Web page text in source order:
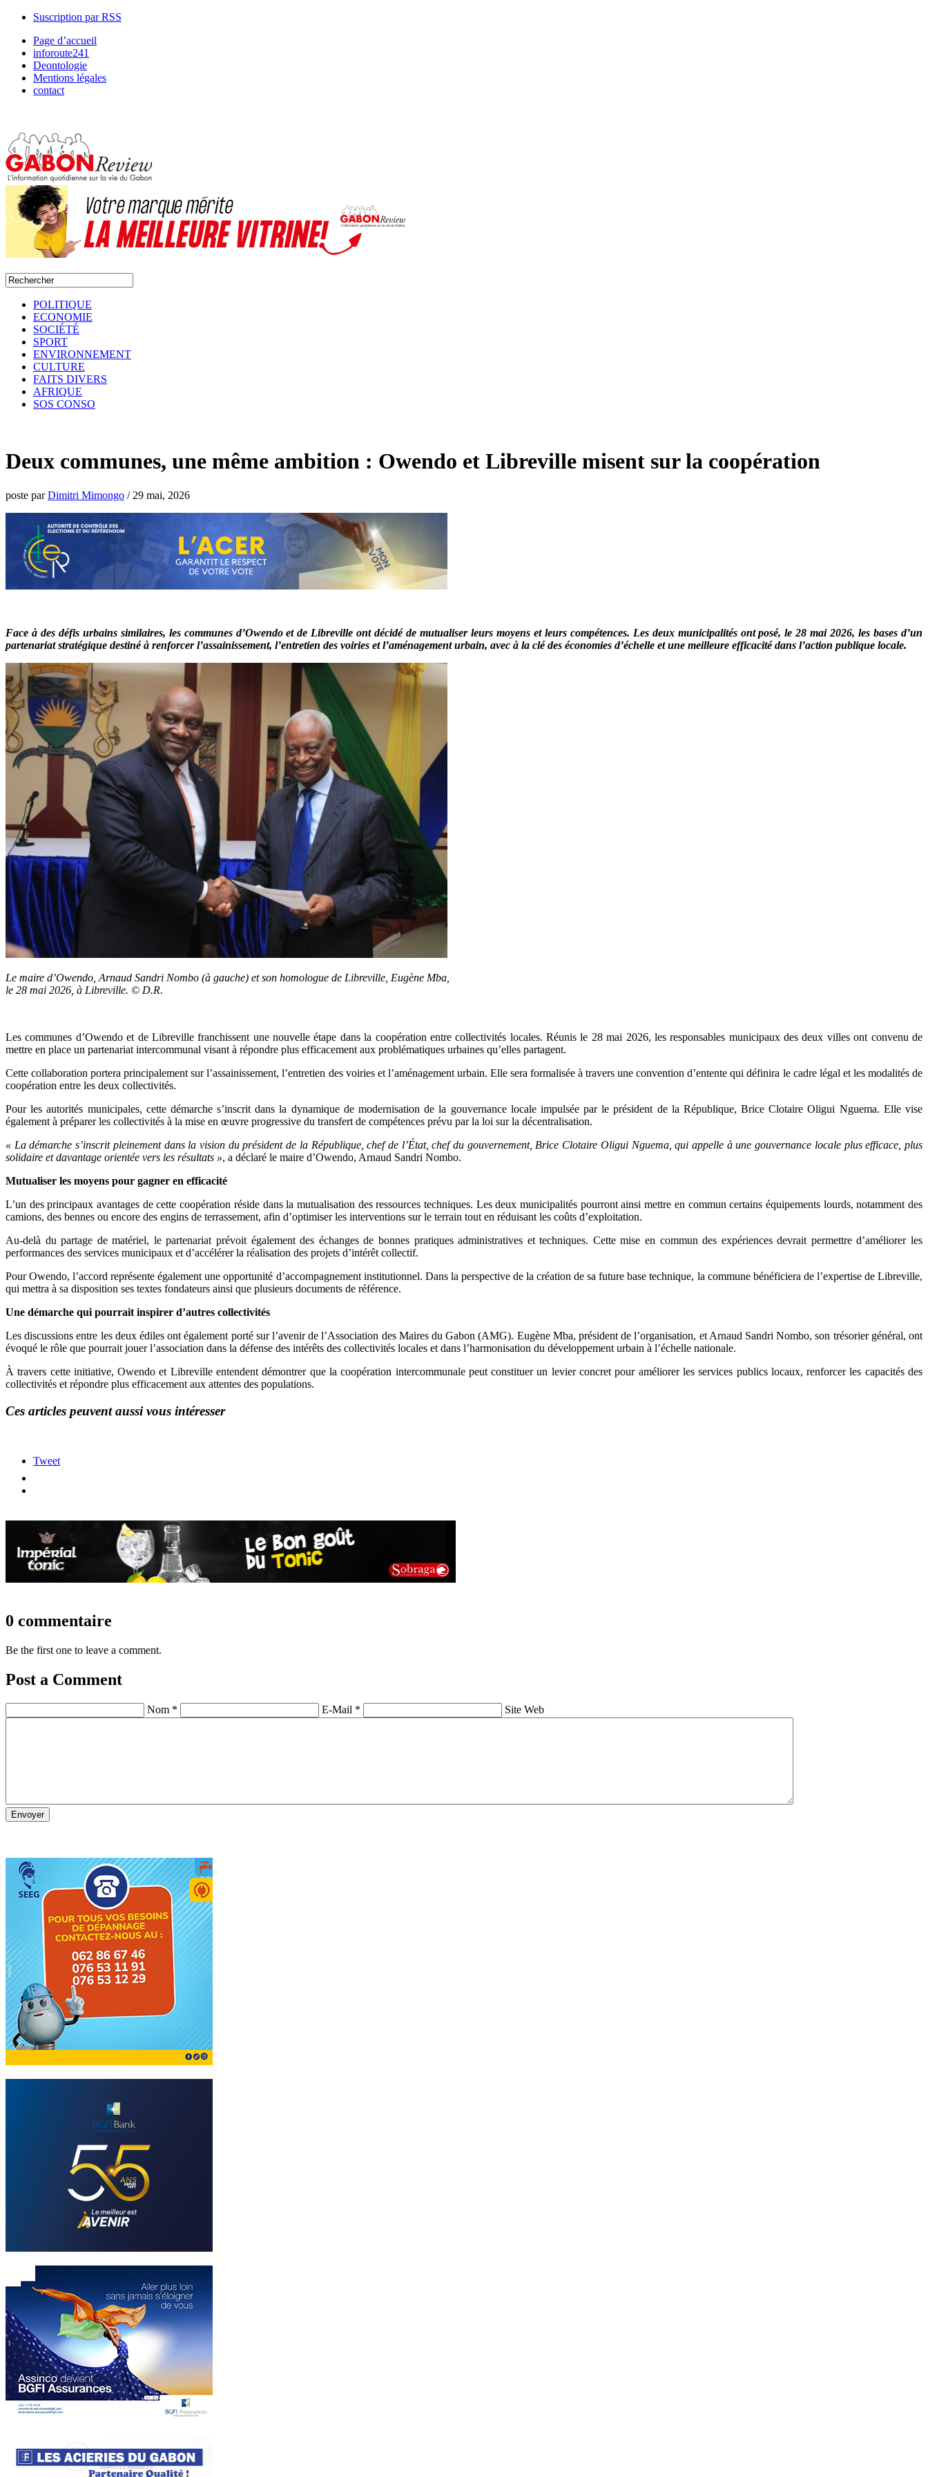
Suscription par RSS
Page d’accueil
inforoute241
Deontologie
Mentions légales
contact
POLITIQUE
ECONOMIE
SOCIÉTÉ
SPORT
ENVIRONNEMENT
CULTURE
FAITS DIVERS
AFRIQUE
SOS CONSO
Deux communes, une même ambition : Owendo et Libreville misent sur la coopération
poste parDimitri Mimongo / 29 mai, 2026
Face à des défis urbains similaires, les communes d’Owendo et de Libreville ont décidé de mutualiser leurs moyens et leurs compétences. Les deux municipalités ont posé, le 28 mai 2026, les bases d’un
partenariat stratégique destiné à renforcer l’assainissement, l’entretien des voiries et l’aménagement urbain, avec à la clé des économies d’échelle et une meilleure efficacité dans l’action publique locale.
Le maire d’Owendo, Arnaud Sandri Nombo (à gauche) et son homologue de Libreville, Eugène Mba,
le 28 mai 2026, à Libreville. © D.R.
Les communes d’Owendo et de Libreville franchissent une nouvelle étape dans la coopération entre collectivités locales. Réunis le 28 mai 2026, les responsables municipaux des deux villes ont convenu de
mettre en place un partenariat intercommunal visant à répondre plus efficacement aux problématiques urbaines qu’elles partagent.
Cette collaboration portera principalement sur l’assainissement, l’entretien des voiries et l’aménagement urbain. Elle sera formalisée à travers une convention d’entente qui définira le cadre légal et les modalités de
coopération entre les deux collectivités.
Pour les autorités municipales, cette démarche s’inscrit dans la dynamique de modernisation de la gouvernance locale impulsée par le président de la République, Brice Clotaire Oligui Nguema. Elle vise
également à préparer les collectivités à la mise en œuvre progressive du transfert de compétences prévu par la loi sur la décentralisation.
« La démarche s’inscrit pleinement dans la vision du président de la République, chef de l’État, chef du gouvernement, Brice Clotaire Oligui Nguema, qui appelle à une gouvernance locale plus efficace, plus
solidaire et davantage orientée vers les résultats », a déclaré le maire d’Owendo, Arnaud Sandri Nombo.
Mutualiser les moyens pour gagner en efficacité
L’un des principaux avantages de cette coopération réside dans la mutualisation des ressources techniques. Les deux municipalités pourront ainsi mettre en commun certains équipements lourds, notamment des
camions, des bennes ou encore des engins de terrassement, afin d’optimiser les interventions sur le terrain tout en réduisant les coûts d’exploitation.
Au-delà du partage de matériel, le partenariat prévoit également des échanges de bonnes pratiques administratives et techniques. Cette mise en commun des expériences devrait permettre d’améliorer les
performances des services municipaux et d’accélérer la réalisation des projets d’intérêt collectif.
Pour Owendo, l’accord représente également une opportunité d’accompagnement institutionnel. Dans la perspective de la création de sa future base technique, la commune bénéficiera de l’expertise de Libreville,
qui mettra à sa disposition ses textes fondateurs ainsi que plusieurs documents de référence.
Une démarche qui pourrait inspirer d’autres collectivités
Les discussions entre les deux édiles ont également porté sur l’avenir de l’Association des Maires du Gabon (AMG). Eugène Mba, président de l’organisation, et Arnaud Sandri Nombo, son trésorier général, ont
évoqué le rôle que pourrait jouer l’association dans la défense des intérêts des collectivités locales et dans l’harmonisation du développement urbain à l’échelle nationale.
À travers cette initiative, Owendo et Libreville entendent démontrer que la coopération intercommunale peut constituer un levier concret pour améliorer les services publics locaux, renforcer les capacités des
collectivités et répondre plus efficacement aux attentes des populations.
Ces articles peuvent aussi vous intéresser
Tweet
0 commentaire
Be the first one to leave a comment.
Post a Comment
Nom * E-Mail * Site Web